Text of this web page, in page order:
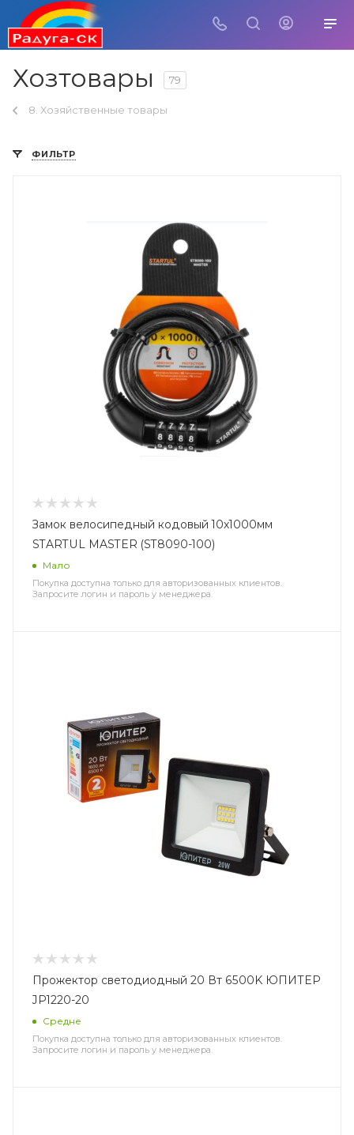
Хозтовары 79
8. Хозяйственные товары
ФИЛЬТР
Замок велосипедный кодовый 10х1000мм
STARTUL MASTER (ST8090-100)
Мало
Покупка доступна только для авторизованных клиентов.
Запросите логин и пароль у менеджера.
Прожектор светодиодный 20 Вт 6500K ЮПИТЕР
JP1220-20
Средне
Покупка доступна только для авторизованных клиентов.
Запросите логин и пароль у менеджера.